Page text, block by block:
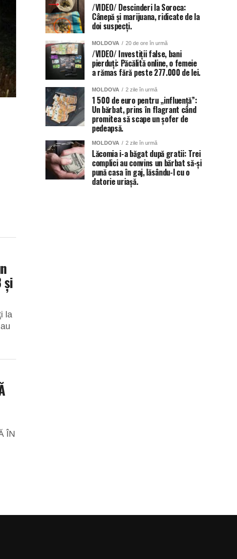
și
la
ÎN
/VIDEO/ Descinderi la Soroca:
Cânepă și marijuana, ridicate de la
doi suspecți.
MOLDOVA 20 de ore în urmă
/VIDEO/ Investiții false, bani
pierduți: Păcălită online, o femeie
a rămas fără peste 277.000 de lei.
MOLDOVA 2 zile în urmă
1 500 de euro pentru „influență”:
Un bărbat, prins în flagrant când
promitea să scape un șofer de
pedeapsă.
MOLDOVA 2 zile în urmă
Lăcomia i-a băgat după gratii: Trei
complici au convins un bărbat să-și
pună casa în gaj, lăsându-l cu o
datorie uriașă.